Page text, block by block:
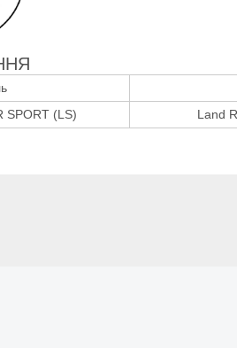
SPORT (LS)
Land